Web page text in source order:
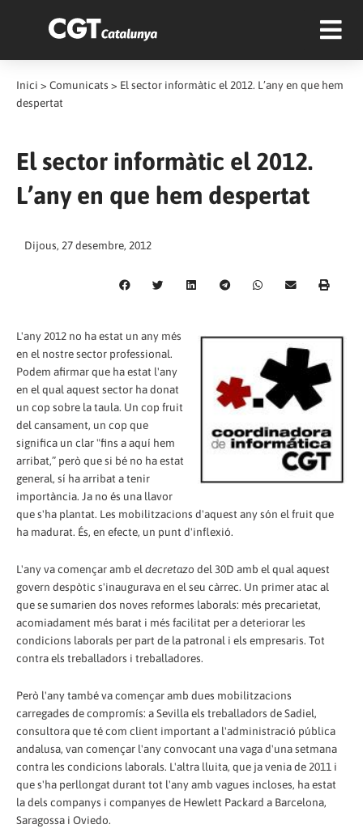
Inici > Comunicats > El sector informàtic el 2012. L’any en que hem
despertat
El sector informàtic el 2012.
L’any en que hem despertat
Dijous, 27 desembre, 2012
L'any 2012 no ha estat un any més
en el nostre sector professional.
Podem afirmar que ha estat l'any
en el qual aquest sector ha donat
un cop sobre la taula. Un cop fruit
del cansament, un cop que
significa un clar "fins a aquí hem
arribat,” però que si bé no ha estat
general, sí ha arribat a tenir
importància. Ja no és una llavor
que s'ha plantat. Les mobilitzacions d'aquest any són el fruit que
ha madurat. És, en efecte, un punt d'inflexió.
L'any va començar amb el decretazo del 30D amb el qual aquest
govern despòtic s'inaugurava en el seu càrrec. Un primer atac al
que se sumarien dos noves reformes laborals: més precarietat,
acomiadament més barat i més facilitat per a deteriorar les
condicions laborals per part de la patronal i els empresaris. Tot
contra els treballadors i treballadores.
Però l'any també va començar amb dues mobilitzacions
carregades de compromís: a Sevilla els treballadors de Sadiel,
consultora que té com client important a l'administració pública
andalusa, van començar l'any convocant una vaga d'una setmana
contra les condicions laborals. L'altra lluita, que ja venia de 2011 i
que s'ha perllongat durant tot l'any amb vagues incloses, ha estat
la dels companys i companyes de Hewlett Packard a Barcelona,
Saragossa i Oviedo.